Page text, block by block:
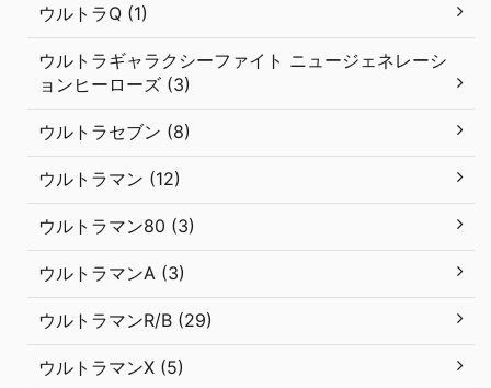
ウルトラQ (1)
ウルトラギャラクシーファイト ニュージェネレーシ
ョンヒーローズ (3)
ウルトラセブン (8)
ウルトラマン (12)
ウルトラマン80 (3)
ウルトラマンA (3)
ウルトラマンR/B (29)
ウルトラマンX (5)